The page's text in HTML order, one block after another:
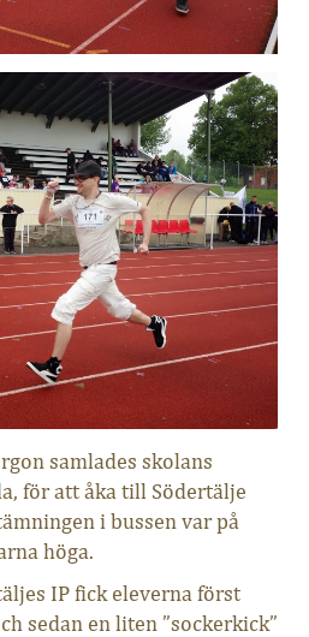
samlades skolans
för att åka till Södertälje
i bussen var på
höga.
IP fick eleverna först
sedan en liten ”sockerkick”